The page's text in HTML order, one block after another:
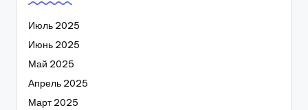
Июль 2025
Июнь 2025
Май 2025
Апрель 2025
Март 2025